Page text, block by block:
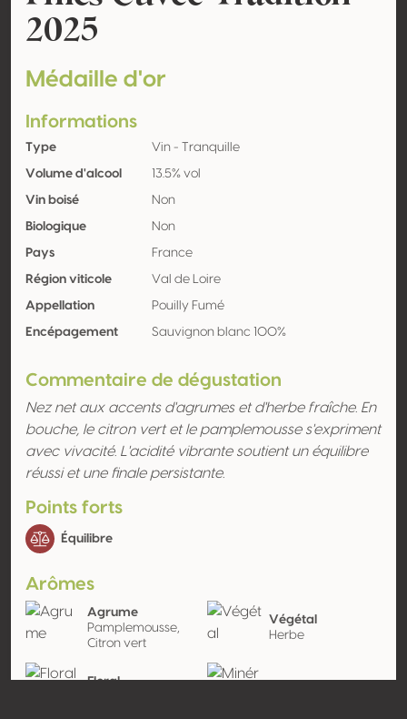
2025
Médaille d'or
Informations
Type Vin - Tranquille
Volume d'alcool 13.5% vol
Vin boisé Non
Biologique Non
Pays France
Région viticole Val de Loire
Appellation Pouilly Fumé
Encépagement Sauvignon blanc 100%
Commentaire de dégustation
Nez net aux accents d'agrumes et d'herbe fraîche. En
bouche, le citron vert et le pamplemousse s'expriment
avec vivacité. L'acidité vibrante soutient un équilibre
réussi et une finale persistante.
Points forts
Équilibre
Arômes
Agrume
Pamplemousse,
Citron vert
Végétal
Herbe
Floral